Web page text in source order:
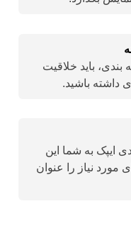
باید خلاقیت
داشته باشید.
ایپک به شما این
بار ادیت های مورد نیاز را عنوان